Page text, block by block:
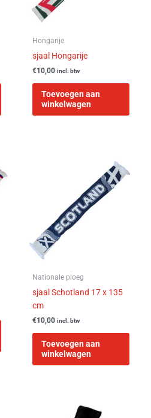
Hongarije
sjaal Hongarije
€10,00 incl. btw
Toevoegen aan
winkelwagen
Nationale ploeg
sjaal Schotland 17 x 135
cm
€10,00 incl. btw
Toevoegen aan
winkelwagen